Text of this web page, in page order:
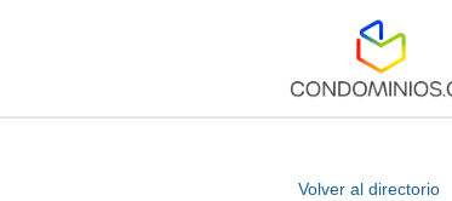
Volver al directorio